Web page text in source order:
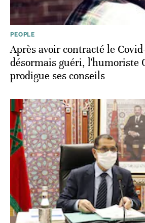
PEOPLE
Après avoir contracté le
désormais guéri, l'humoriste
prodigue ses conseils